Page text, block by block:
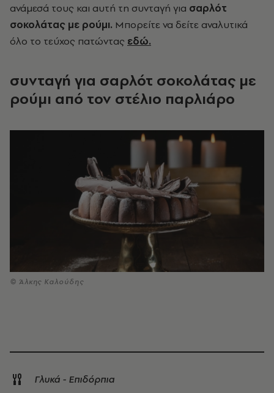
ανάμεσά τους και αυτή τη συνταγή για σαρλότ
σοκολάτας με ρούμι. Μπορείτε να δείτε αναλυτικά
όλο το τεύχος πατώντας εδώ.
συνταγή για σαρλότ σοκολάτας με
ρούμι από τον στέλιο παρλιάρο
© Άλκης Καλούδης
Γλυκά - Επιδόρπια